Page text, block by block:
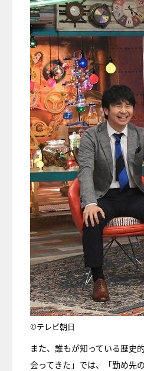
©テレビ朝日
また、誰もが知っている歴史
会ってきた」では、「勤め先